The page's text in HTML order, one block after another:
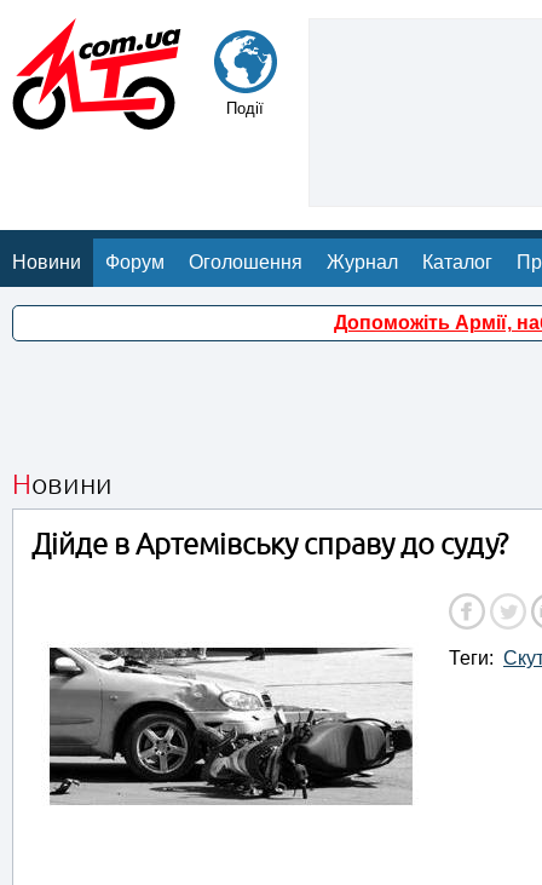
Події
Новини Форум Оголошення Журнал Каталог
Допоможіть Армії,
Новини
Дійде в Артемівську справу до суду?
Теги: